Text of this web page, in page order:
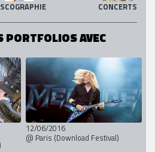
CONCERTS
PORTFOLIOS AVEC
12/06/2016
@ Paris (Download Festival)